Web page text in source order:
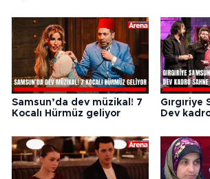
Samsun’da dev müzikal! 7
Kocalı Hürmüz geliyor
Gırgıriye
Dev